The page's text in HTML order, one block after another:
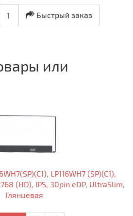
Быстрый заказ
или
LP116WH7 (SP)(C1),
(HD), IPS, 30pin eDP, UltraSlim,
Глянцевая